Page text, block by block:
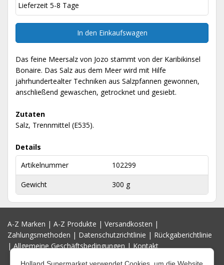
Lieferzeit 5-8 Tage
In den Einkaufswagen
Das feine Meersalz von Jozo stammt von der Karibikinsel
Bonaire. Das Salz aus dem Meer wird mit Hilfe
jahrhundertealter Techniken aus Salzpfannen gewonnen,
anschließend gewaschen, getrocknet und gesiebt.
Zutaten
Salz, Trennmittel (E535).
Details
Artikelnummer
102299
Gewicht 300 g
A-Z Marken | A-Z Produkte | Versandkosten |
Zahlungsmethoden | Datenschutzrichtlinie | Rückgaberichtlinie
|Allgemeine Geschäftsbedingungen|Kontakt